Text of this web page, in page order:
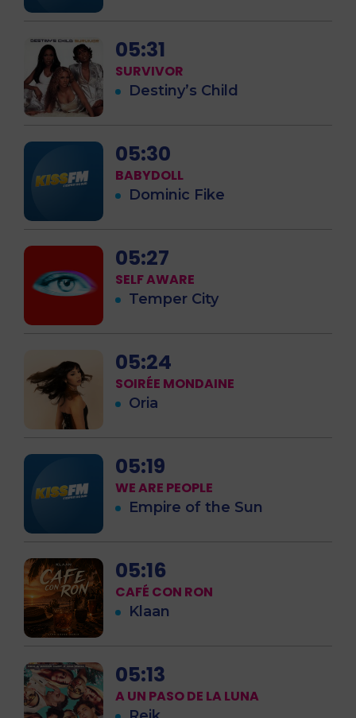
05:31
SURVIVOR
Destiny’s Child
05:30
BABYDOLL
Dominic Fike
05:27
SELF AWARE
Temper City
05:24
SOIRÉE MONDAINE
Oria
05:19
WE ARE PEOPLE
Empire of the Sun
05:16
CAFÉ CON RON
Klaan
05:13
A UN PASO DE LA LUNA